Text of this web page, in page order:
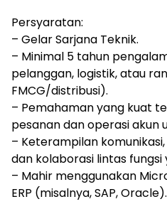
Persyaratan:
– Gelar Sarjana Teknik.
– Minimal 5 tahun
pelanggan, logistik, atau
FMCG/distribusi).
– Pemahaman yang kuat
pesanan dan operasi akun
– Keterampilan
dan kolaborasi lintas fungsi
– Mahir menggunakan
ERP (misalnya, SAP, Oracle).